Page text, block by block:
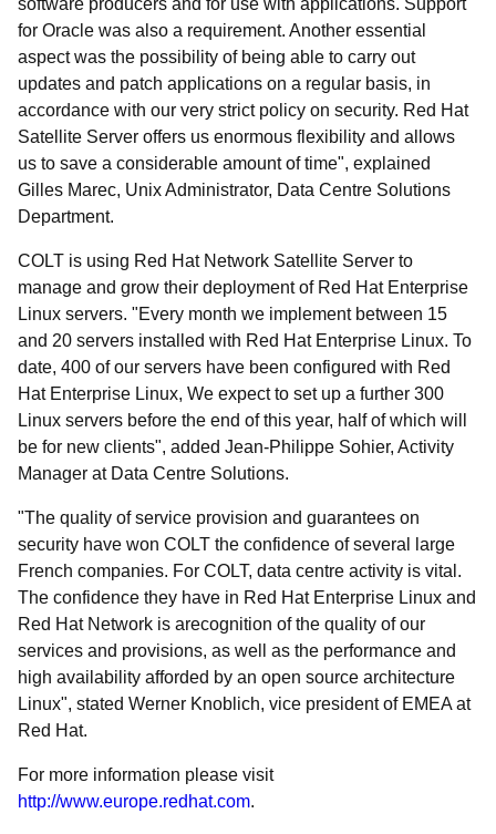
software producers and for use with applications. Support
for Oracle was also a requirement. Another essential
aspect was the possibility of being able to carry out
updates and patch applications on a regular basis, in
accordance with our very strict policy on security. Red Hat
Satellite Server offers us enormous flexibility and allows
us to save a considerable amount of time", explained
Gilles Marec, Unix Administrator, Data Centre Solutions
Department.
COLT is using Red Hat Network Satellite Server to
manage and grow their deployment of Red Hat Enterprise
Linux servers. "Every month we implement between 15
and 20 servers installed with Red Hat Enterprise Linux. To
date, 400 of our servers have been configured with Red
Hat Enterprise Linux, We expect to set up a further 300
Linux servers before the end of this year, half of which will
be for new clients", added Jean-Philippe Sohier, Activity
Manager at Data Centre Solutions.
"The quality of service provision and guarantees on
security have won COLT the confidence of several large
French companies. For COLT, data centre activity is vital.
The confidence they have in Red Hat Enterprise Linux and
Red Hat Network is arecognition of the quality of our
services and provisions, as well as the performance and
high availability afforded by an open source architecture
Linux", stated Werner Knoblich, vice president of EMEA at
Red Hat.
For more information please visit
http://www.europe.redhat.com.